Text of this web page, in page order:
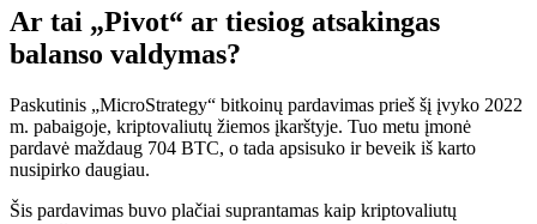
Ar tai „Pivot“ ar tiesiog atsakingas
balanso valdymas?
Paskutinis „MicroStrategy“ bitkoinų pardavimas prieš šį įvyko 2022
m. pabaigoje, kriptovaliutų žiemos įkarštyje. Tuo metu įmonė
pardavė maždaug 704 BTC, o tada apsisuko ir beveik iš karto
nusipirko daugiau.
Šis pardavimas buvo plačiai suprantamas kaip kriptovaliutų